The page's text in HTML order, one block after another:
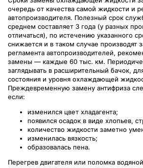
очередь от качества самой жидкости и
автопроизводителя. Полезный срок
среднем составляет 3 года (у разных
отличаться), по истечению указанного
снижается и в таком случае производят
регламента автопроизводителей,
замены — каждые 60 тыс. км.
заглядывать в расширительный бачок,
состояния и уровня охлаждающей
Преждевременную замену антифриза
если:
изменился цвет хладагента;
появился осадок в виде хлопьев,
количество жидкости заметно
изменилась вязкость;
образовалась пена.
Перегрев двигателя или поломка